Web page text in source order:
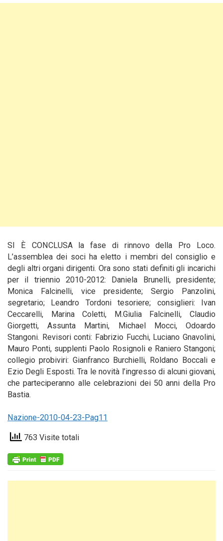
SI È CONCLUSA la fase di rinnovo della Pro Loco.
L’assemblea dei soci ha eletto i membri del consiglio e
degli altri organi dirigenti. Ora sono stati definiti gli incarichi
per il triennio 2010-2012: Daniela Brunelli, presidente;
Monica Falcinelli, vice presidente; Sergio Panzolini,
segretario; Leandro Tordoni tesoriere; consiglieri: Ivan
Ceccarelli, Marina Coletti, M.Giulia Falcinelli, Claudio
Giorgetti, Assunta Martini, Michael Mocci, Odoardo
Stangoni. Revisori conti: Fabrizio Fucchi, Luciano Gnavolini,
Mauro Ponti, supplenti Paolo Rosignoli e Raniero Stangoni;
collegio probiviri: Gianfranco Burchielli, Roldano Boccali e
Ezio Degli Esposti. Tra le novità l’ingresso di alcuni giovani,
che parteciperanno alle celebrazioni dei 50 anni della Pro
Bastia.
Nazione-2010-04-23-Pag11
763 Visite totali